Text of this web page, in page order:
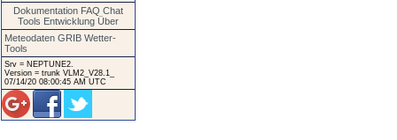
Dokumentation FAQ Chat
Tools Entwicklung Über
Meteodaten GRIB Wetter-
Tools
Srv = NEPTUNE2.
Version = trunk VLM2_V28.1_
07/14/20 08:00:45 AM UTC